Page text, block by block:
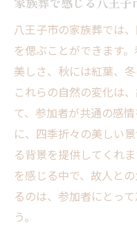
八王子市で叶
参加者全員が
八王子市の家
八王子市での家族
選び方
故人の個性を
八王子市での
希望に応じた
八王子市の家族葬では
を偲ぶことができます
美しさ、秋には紅葉、
これらの自然の変化は
て、参加者が共通の感
に、四季折々の美しい
る背景を提供してくれ
を感じる中で、故人と
るのは、参加者にとっ
う。